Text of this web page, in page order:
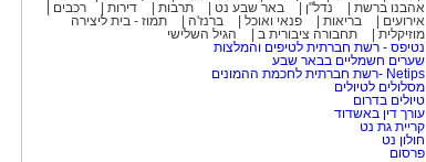
אהבנו ברשת
נדל"ן באר שבע נט תרבות דירות
רכבים
אירועים
בריאות פנאי ואוכל ברנז'ה
תמוז - בית ליצירה
מוזיקלית
תחבורה ציבורית ב
הגיל השלישי
נטיפס - רשת חברתית לטיפים והמלצות
שערים חשמליים בבאר שבע
Netips -רשת חברתית לחכמת ההמונים
מסלולים לטיולים
טיולים בדרום
עורך דין באשדוד
קריית גת נט
חולון נט
פרסום